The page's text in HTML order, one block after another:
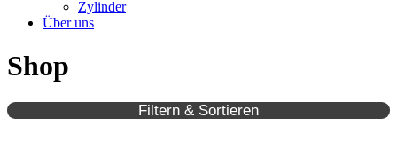
Zylinder
Über uns
Shop
Filtern & Sortieren